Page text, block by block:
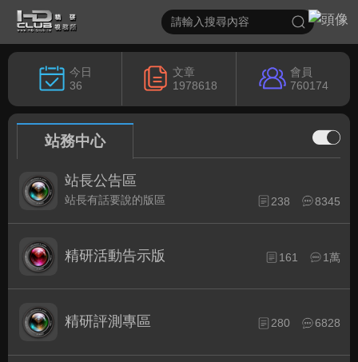
今日
36
文章
1978618
會員
760174
站務中心
站長公告區
站長有話要說的版區 238 8345
精研活動告示版 161 1萬
精研評測專區 280 6828